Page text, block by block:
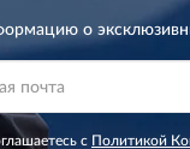
о
с Политикой